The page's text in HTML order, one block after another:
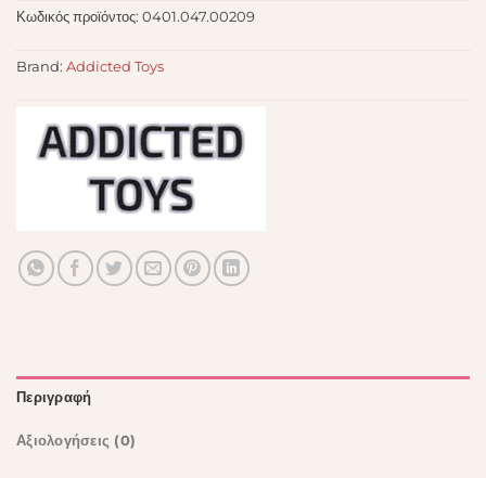
Κωδικός προϊόντος: 0401.047.00209
Brand: Addicted Toys
Περιγραφή
Αξιολογήσεις (0)